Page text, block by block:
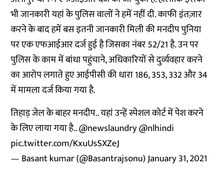
भी जानकारी यहां के पुलिस वालों ने हमें नहीं दी. काफी इंतज़ार
करने के बाद हमें बस इतनी जानकारी मिली की मनदीप पुनिया
पर एक एफआईआर दर्ज हुई है जिसका नंबर 52/21 है. उन पर
पुलिस के काम में बांधा पहुंचाने, अधिकारियों से दुर्व्यवहार करने
का आरोप लगाते हुए आईपीसी की धारा 186, 353, 332 और 34
में मामला दर्ज किया गया है.
तिहाड़ जेल के बाहर मनदीप.. यहां उन्हें स्पेशल कोर्ट में पेश करने
के लिए लाया गया है..@newslaundry@nlhindi
pic.twitter.com/KxuUsSXZeJ
— Basant kumar (@Basantrajsonu)January 31, 2021